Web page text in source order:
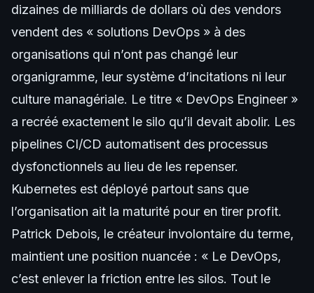
dizaines de milliards de dollars où des vendors
vendent des « solutions DevOps » à des
organisations qui n’ont pas changé leur
organigramme, leur système d’incitations ni leur
culture managériale. Le titre « DevOps Engineer »
a recréé exactement le silo qu’il devait abolir. Les
pipelines CI/CD automatisent des processus
dysfonctionnels au lieu de les repenser.
Kubernetes est déployé partout sans que
l’organisation ait la maturité pour en tirer profit.
Patrick Debois, le créateur involontaire du terme,
maintient une position nuancée : « Le DevOps,
c’est enlever la friction entre les silos. Tout le